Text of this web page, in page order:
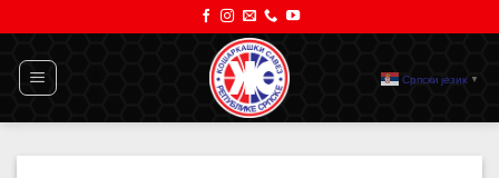
садржај
Српски језик ▼